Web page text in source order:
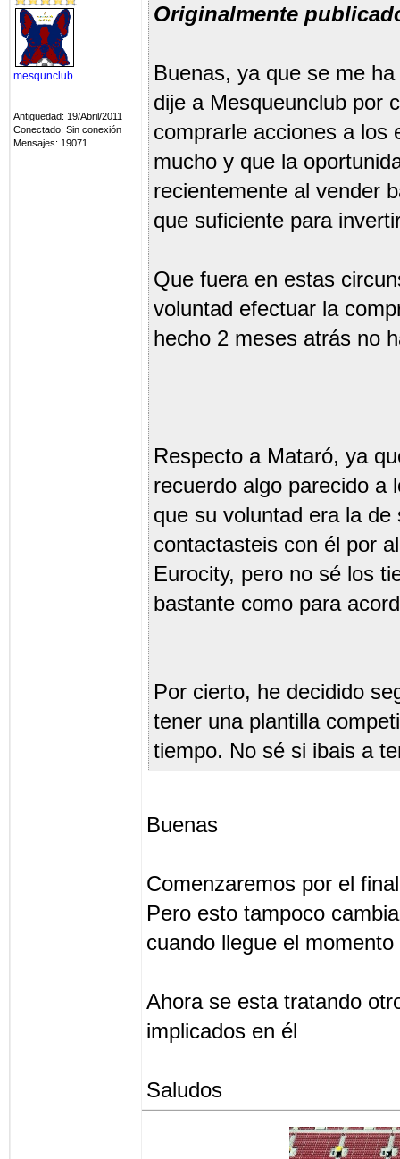
mesqunclub
Antigüedad: 19/Abril/2011
Conectado: Sin conexión
Mensajes: 19071
Originalmente
Buenas, ya que se me
dije a Mesqueunclub por
comprarle acciones a los
mucho y que la
recientemente al vender
que suficiente para
Que fuera en estas
voluntad efectuar la
hecho 2 meses atrás no
Respecto a Mataró, ya
recuerdo algo parecido a
que su voluntad era la
contactasteis con él por
Eurocity, pero no sé los
bastante como para
Por cierto, he decidido
tener una plantilla
tiempo. No sé si ibais a
Buenas
Comenzaremos por el
Pero esto tampoco
cuando llegue el momento
Ahora se esta tratando
implicados en él
Saludos